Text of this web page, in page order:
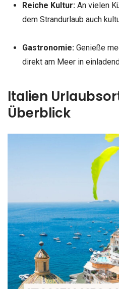
Reiche Kultur:An vielen
dem Strandurlaub auch
Gastronomie:Genieße
direkt am Meer in
Italien
Überblick